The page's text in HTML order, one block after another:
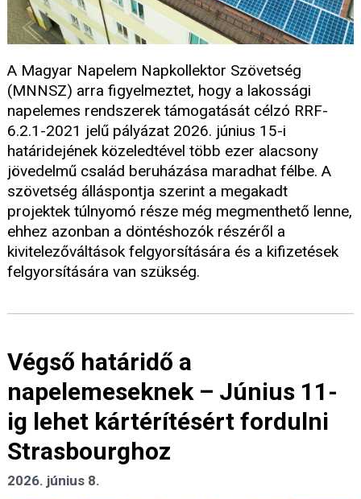
A Magyar Napelem Napkollektor Szövetség
(MNNSZ) arra figyelmeztet, hogy a lakossági
napelemes rendszerek támogatását célzó RRF-
6.2.1-2021 jelű pályázat 2026. június 15-i
határidejének közeledtével több ezer alacsony
jövedelmű család beruházása maradhat félbe. A
szövetség álláspontja szerint a megakadt
projektek túlnyomó része még megmenthető lenne,
ehhez azonban a döntéshozók részéről a
kivitelezőváltások felgyorsítására és a kifizetések
felgyorsítására van szükség.
Végső határidő a
napelemeseknek – Június 11-
ig lehet kártérítésért fordulni
Strasbourghoz
2026. június 8.